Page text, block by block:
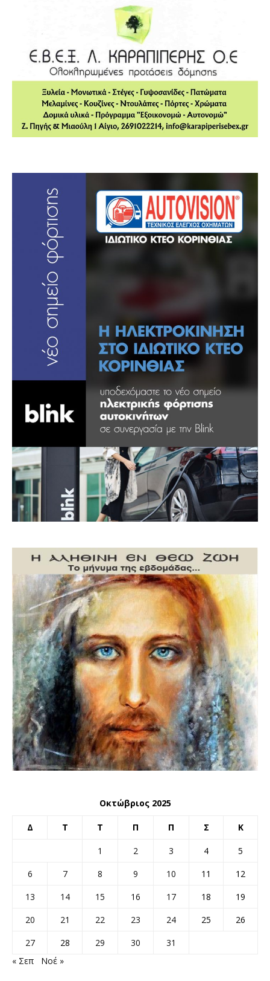
Οκτώβριος 2025
Δ Τ Τ Π Π Σ Κ
1 2 3 4
5
6
7 8 9 10 11
12
13
14 15 16 17 18
19
20
21 22 23 24 25
26
27
28 29 30
31
« Σεπ
Νοέ »